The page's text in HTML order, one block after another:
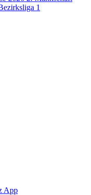
1
App